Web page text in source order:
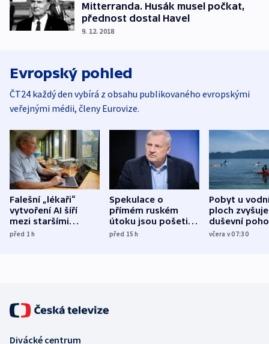
Mitterranda. Husák musel počkat,
přednost dostal Havel
9. 12. 2018
Evropský pohled
ČT24 každý den vybírá z obsahu publikovaného evropskými
veřejnými médii, členy Eurovize.
Falešní „lékaři“
vytvoření AI šíří
mezi staršími
Poláky nebezpečné
před 1h
Spekulace o
přímém ruském
útoku jsou pošetilé,
míní estonský
před 15h
Pobyt u
ploch zvyšuje
duševní
ukázala
včera v 07:30
Divácké centrum